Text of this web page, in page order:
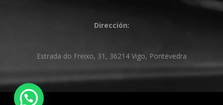
Dirección:
Estrada do Freixo, 31, 36214 Vigo, Pontevedra